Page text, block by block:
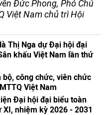
Đức Phong, Phó Chủ
Việt Nam chủ trì Hội
Thị Nga dự Đại hội đại
khấu Việt Nam lần thứ
bộ, công chức, viên chức
Việt Nam
Đại hội đại biểu toàn
nhiệm kỳ 2026 - 2031